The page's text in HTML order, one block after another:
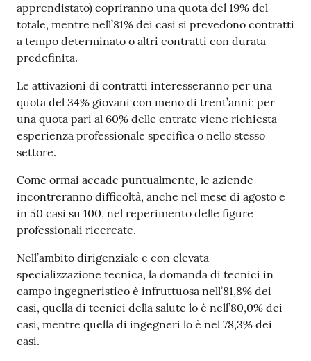
apprendistato) copriranno una quota del 19% del
totale, mentre nell’81% dei casi si prevedono contratti
a tempo determinato o altri contratti con durata
predefinita.
Le attivazioni di contratti interesseranno per una
quota del 34% giovani con meno di trent’anni; per
una quota pari al 60% delle entrate viene richiesta
esperienza professionale specifica o nello stesso
settore.
Come ormai accade puntualmente, le aziende
incontreranno difficoltà, anche nel mese di agosto e
in 50 casi su 100, nel reperimento delle figure
professionali ricercate.
Nell’ambito dirigenziale e con elevata
specializzazione tecnica, la domanda di tecnici in
campo ingegneristico è infruttuosa nell’81,8% dei
casi, quella di tecnici della salute lo è nell’80,0% dei
casi, mentre quella di ingegneri lo è nel 78,3% dei
casi.